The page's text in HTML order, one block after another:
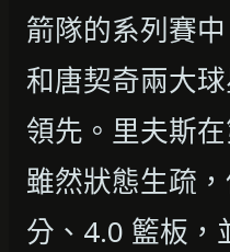
箭隊的系列賽
和唐契奇兩大
領先。里夫斯
雖然狀態生疏
分、4.0 籃板，